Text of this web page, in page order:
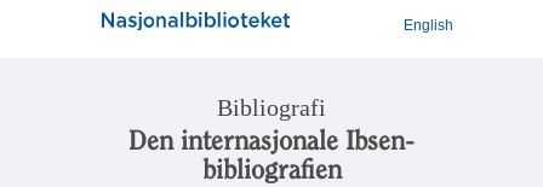
English
Bibliografi
Den internasjonale Ibsen-
bibliografien